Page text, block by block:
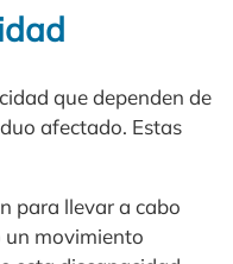
que dependen de
afectado. Estas
para llevar a cabo
un movimiento